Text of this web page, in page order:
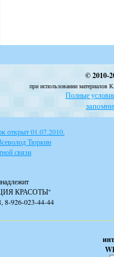
© 2010-
при использовании материалов
Полные
открыт 01.07.2010.
Тюркин
связи
КРАСОТЫ"
8-926-023-44-44